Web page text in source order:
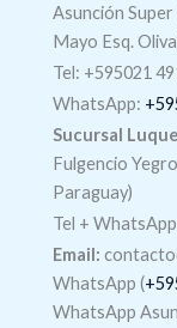
Asunción
Mayo Esq.
Tel: +595021
WhatsApp:
Sucursal Luque
Fulgencio
Paraguay)
Tel + WhatsApp
Email:
WhatsApp (
WhatsApp